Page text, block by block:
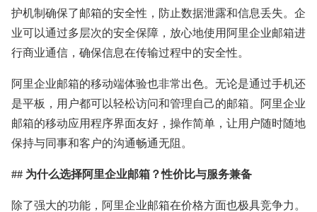
护机制确保了邮箱的安全性，防止数据泄露和信息丢失。企
业可以通过多层次的安全保障，放心地使用阿里企业邮箱进
行商业通信，确保信息在传输过程中的安全性。
阿里企业邮箱的移动端体验也非常出色。无论是通过手机还
是平板，用户都可以轻松访问和管理自己的邮箱。阿里企业
邮箱的移动应用程序界面友好，操作简单，让用户随时随地
保持与同事和客户的沟通畅通无阻。
## 为什么选择阿里企业邮箱？性价比与服务兼备
除了强大的功能，阿里企业邮箱在价格方面也极具竞争力。